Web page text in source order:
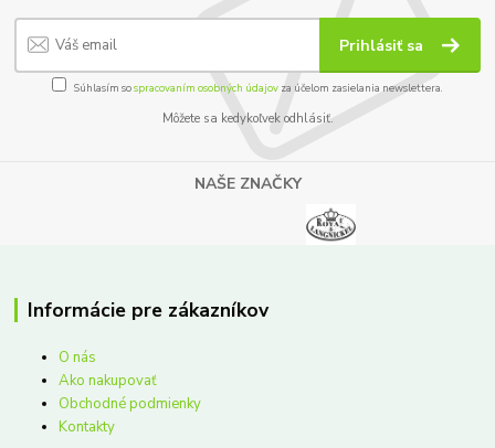
Prihlásiť sa
Súhlasím sospracovaním osobných údajov za účelom zasielania newslettera.
Môžete sa kedykoľvek odhlásiť.
NAŠE ZNAČKY
Informácie pre zákazníkov
O nás
Ako nakupovať
Obchodné podmienky
Kontakty